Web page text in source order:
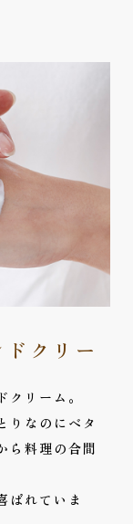
クリー
リーム。
りなのにベタ
ら料理の合間
ばれていま